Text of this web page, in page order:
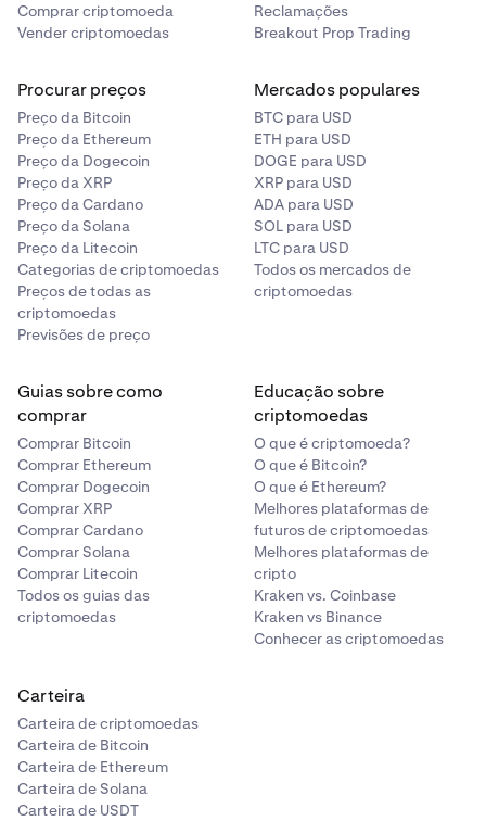
Comprar criptomoeda
Vender criptomoedas
Reclamações
Breakout Prop Trading
Procurar preços
Preço da Bitcoin
Preço da Ethereum
Preço da Dogecoin
Preço da XRP
Preço da Cardano
Preço da Solana
Preço da Litecoin
Categorias de criptomoedas
Preços de todas as
criptomoedas
Previsões de preço
Mercados populares
BTC para USD
ETH para USD
DOGE para USD
XRP para USD
ADA para USD
SOL para USD
LTC para USD
Todos os mercados de
criptomoedas
Guias sobre como
comprar
Comprar Bitcoin
Comprar Ethereum
Comprar Dogecoin
Comprar XRP
Comprar Cardano
Comprar Solana
Comprar Litecoin
Todos os guias das
criptomoedas
Educação sobre
criptomoedas
O que é criptomoeda?
O que é Bitcoin?
O que é Ethereum?
Melhores plataformas de
futuros de criptomoedas
Melhores plataformas de
cripto
Kraken vs. Coinbase
Kraken vs Binance
Conhecer as criptomoedas
Carteira
Carteira de criptomoedas
Carteira de Bitcoin
Carteira de Ethereum
Carteira de Solana
Carteira de USDT